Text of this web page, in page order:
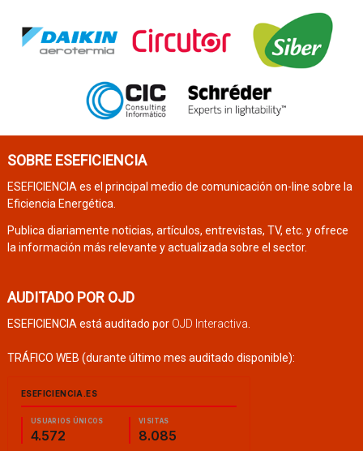
SOBRE ESEFICIENCIA
ESEFICIENCIA es el principal medio de comunicación on-line sobre la
Eficiencia Energética.
Publica diariamente noticias, artículos, entrevistas, TV, etc. y ofrece
la información más relevante y actualizada sobre el sector.
AUDITADO POR OJD
ESEFICIENCIA está auditado por OJD Interactiva
TRÁFICO WEB (durante último mes auditado disponible):